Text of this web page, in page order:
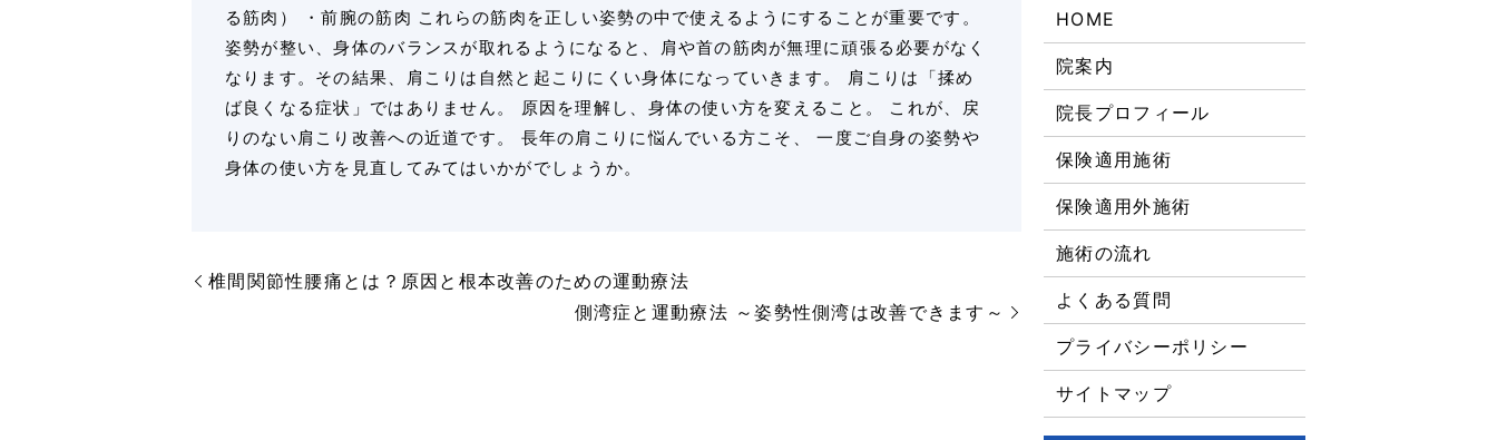
る筋肉） ・前腕の筋肉 これらの筋肉を正しい姿勢の中で使えるようにすることが重要です。
姿勢が整い、身体のバランスが取れるようになると、肩や首の筋肉が無理に頑張る必要がなく
なります。その結果、肩こりは自然と起こりにくい身体になっていきます。 肩こりは「揉め
ば良くなる症状」ではありません。 原因を理解し、身体の使い方を変えること。 これが、戻
りのない肩こり改善への近道です。 長年の肩こりに悩んでいる方こそ、 一度ご自身の姿勢や
身体の使い方を見直してみてはいかがでしょうか。
椎間関節性腰痛とは？原因と根本改善のための運動療法
側湾症と運動療法 ～姿勢性側湾は改善できます～
HOME
院案内
院長プロフィール
保険適用施術
保険適用外施術
施術の流れ
よくある質問
プライバシーポリシー
サイトマップ